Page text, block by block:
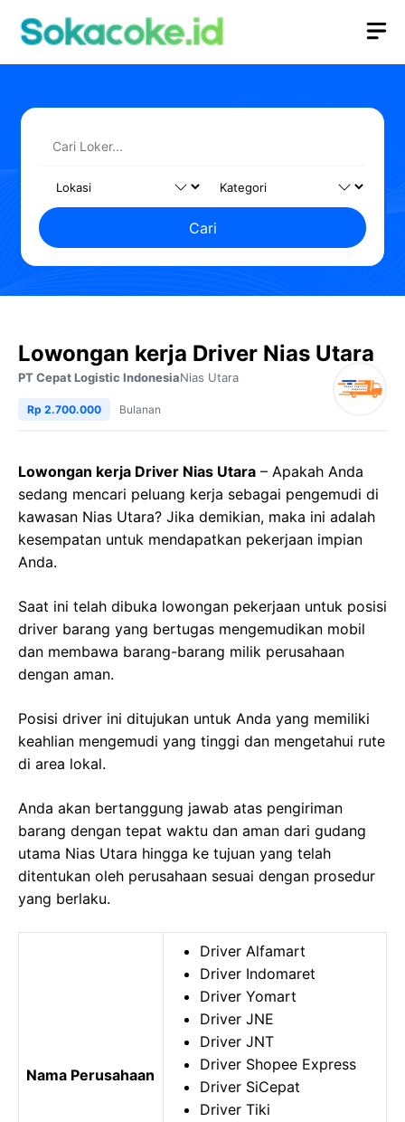
Cari
Lowongan kerja Driver Nias Utara
PT Cepat Logistic IndonesiaNias Utara
Rp 2.700.000 Bulanan
Lowongan kerja Driver Nias Utara – Apakah Anda
sedang mencari peluang kerja sebagai pengemudi di
kawasan Nias Utara? Jika demikian, maka ini adalah
kesempatan untuk mendapatkan pekerjaan impian
Anda.
Saat ini telah dibuka lowongan pekerjaan untuk posisi
driver barang yang bertugas mengemudikan mobil
dan membawa barang-barang milik perusahaan
dengan aman.
Posisi driver ini ditujukan untuk Anda yang memiliki
keahlian mengemudi yang tinggi dan mengetahui rute
di area lokal.
Anda akan bertanggung jawab atas pengiriman
barang dengan tepat waktu dan aman dari gudang
utama Nias Utara hingga ke tujuan yang telah
ditentukan oleh perusahaan sesuai dengan prosedur
yang berlaku.
Nama Perusahaan
Driver Alfamart
Driver Indomaret
Driver Yomart
Driver JNE
Driver JNT
Driver Shopee Express
Driver SiCepat
Driver Tiki